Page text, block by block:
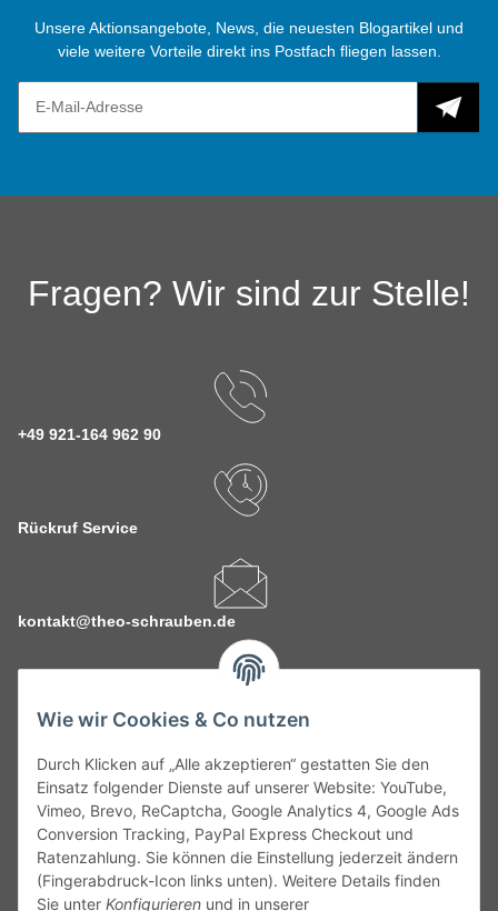
Wie wir Cookies & Co nutzen
Durch Klicken auf „Alle akzeptieren“ gestatten Sie den
Einsatz folgender Dienste auf unserer Website: YouTube,
Vimeo, Brevo, ReCaptcha, Google Analytics 4, Google Ads
Conversion Tracking, PayPal Express Checkout und
Ratenzahlung. Sie können die Einstellung jederzeit ändern
(Fingerabdruck-Icon links unten). Weitere Details finden
Sie unter Konfigurieren und in unserer
Unsere Aktionsangebote, News, die neuesten Blogartikel und
viele weitere Vorteile direkt ins Postfach fliegen lassen.
Fragen? Wir sind zur Stelle!
+49 921-164 962 90
Rückruf Service
kontakt@theo-schrauben.de
Service
Gesetzliche Informationen
Alle technischen Angaben ohne Gewähr. Irrtümer und fehlerhafte